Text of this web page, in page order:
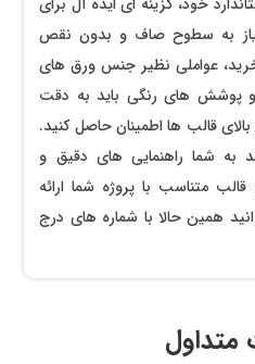
به سطوح صاف و بدون نقص
عواملی نظیر جنس ورق ‌های
پوشش‌ های رنگی باید به دقت
قالب ‌ها اطمینان حاصل کنید.
به شما راهنمایی‌ های دقیق و
‌متناسب با پروژه شما ارائه
همین حالا با شماره های درج
متداول